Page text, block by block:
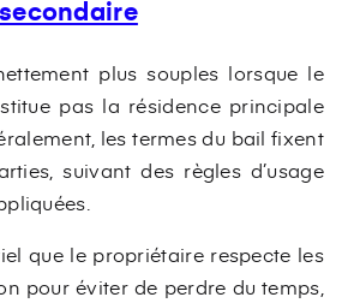
plus souples lorsque le
pas la résidence principale
les termes du bail fixent
suivant des règles d’usage
que le propriétaire respecte les
pour éviter de perdre du temps,